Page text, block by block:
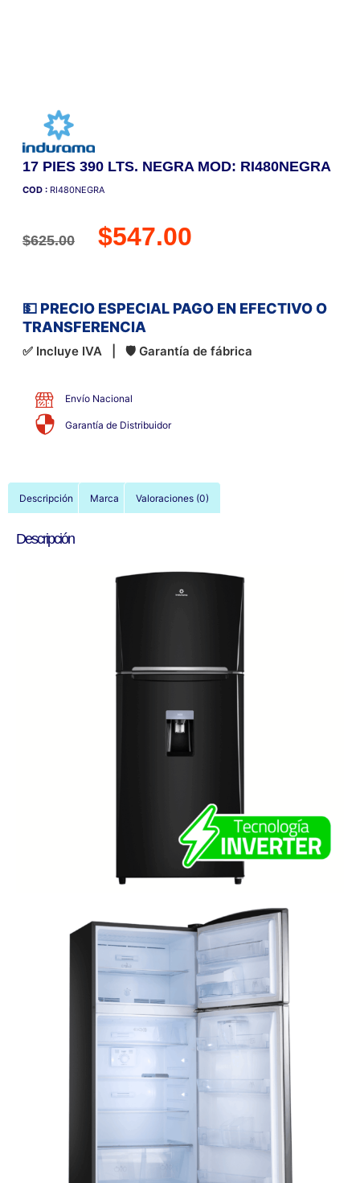
17 PIES 390 LTS. NEGRA MOD: RI480NEGRA
COD : RI480NEGRA
$625.00 $547.00
💵 PRECIO ESPECIAL PAGO EN EFECTIVO O
TRANSFERENCIA
✅ Incluye IVA | 🛡 Garantía de fábrica
Envío Nacional
Garantía de Distribuidor
Descripción Marca Valoraciones (0)
Descripción